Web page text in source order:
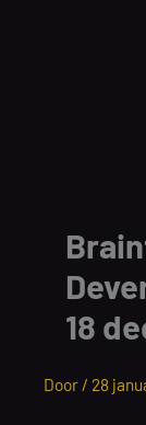
18
Door / 28